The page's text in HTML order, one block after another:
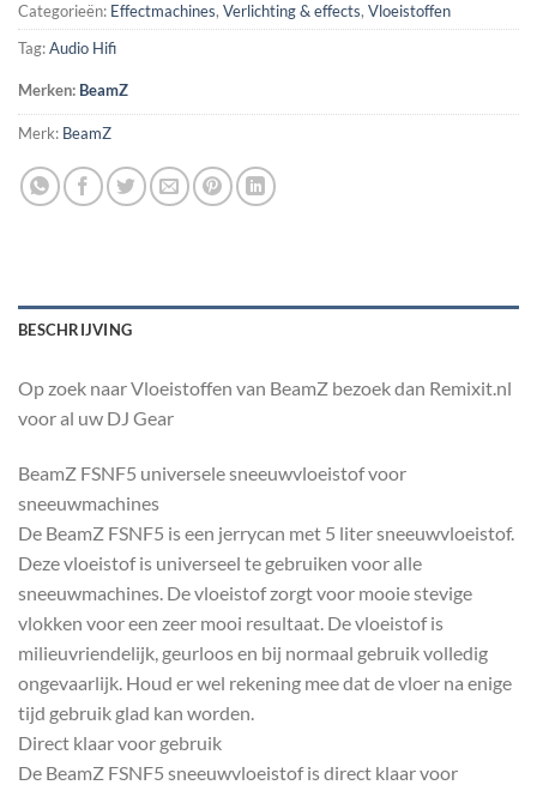
Categorieën: Effectmachines, Verlichting & effects, Vloeistoffen
Tag:Audio Hifi
Merken: BeamZ
Merk: BeamZ
BESCHRIJVING
Op zoek naar Vloeistoffen van BeamZ bezoek dan Remixit.nl
voor al uw DJ Gear
BeamZ FSNF5 universele sneeuwvloeistof voor
sneeuwmachines
De BeamZ FSNF5 is een jerrycan met 5 liter sneeuwvloeistof.
Deze vloeistof is universeel te gebruiken voor alle
sneeuwmachines. De vloeistof zorgt voor mooie stevige
vlokken voor een zeer mooi resultaat. De vloeistof is
milieuvriendelijk, geurloos en bij normaal gebruik volledig
ongevaarlijk. Houd er wel rekening mee dat de vloer na enige
tijd gebruik glad kan worden.
Direct klaar voor gebruik
De BeamZ FSNF5 sneeuwvloeistof is direct klaar voor